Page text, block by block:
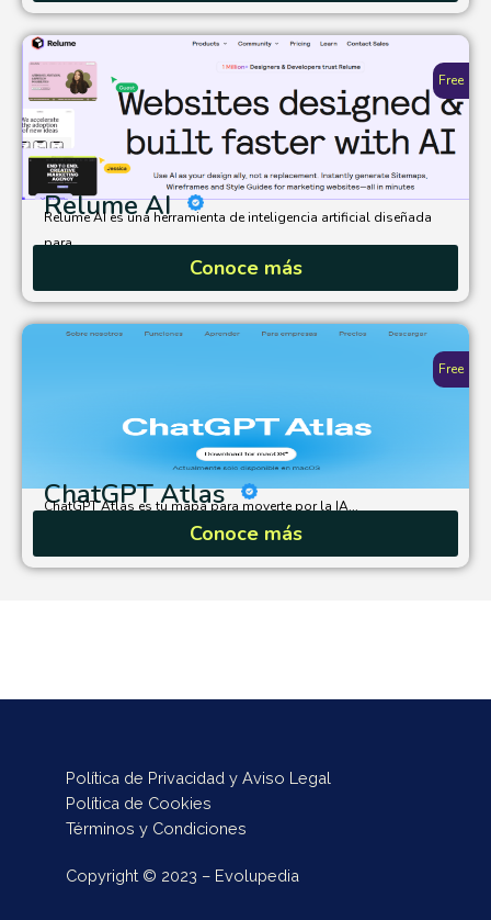
Relume AI
Relume AI es una herramienta de inteligencia artificial diseñada
para...
Conoce más
Free
ChatGPT Atlas
ChatGPT Atlas es tu mapa para moverte por la IA...
Conoce más
Free
Política de Privacidad y Aviso Legal
Política de Cookies
Términos y Condiciones
Copyright © 2023 – Evolupedia